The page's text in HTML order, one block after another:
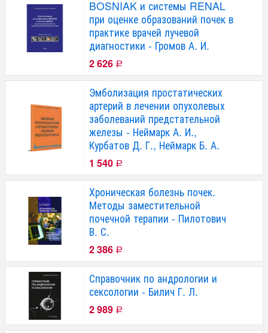
BOSNIAK и системы RENAL
при оценке образований почек в
практике врачей лучевой
диагностики - Громов А. И.
2 626 Р
Эмболизация простатических
артерий в лечении опухолевых
заболеваний предстательной
железы - Неймарк А. И.,
Курбатов Д. Г., Неймарк Б. А.
1 540 Р
Хроническая болезнь почек.
Методы заместительной
почечной терапии - Пилотович
В. С.
2 386 Р
Справочник по андрологии и
сексологии - Билич Г. Л.
2 989 Р